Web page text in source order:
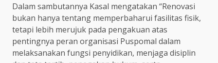
Dalam sambutannya Kasal mengatakan “Renovasi
bukan hanya tentang memperbaharui fasilitas fisik,
tetapi lebih merujuk pada pengakuan atas
pentingnya peran organisasi Puspomal dalam
melaksanakan fungsi penyidikan, menjaga disiplin